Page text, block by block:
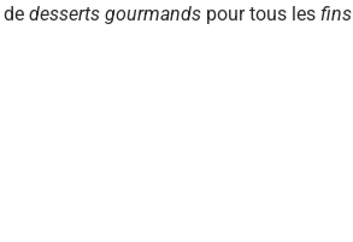
de desserts gourmands pour tous les fins